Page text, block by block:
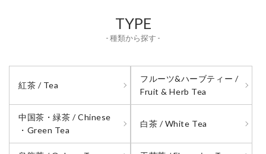
TYPE
- 種類から探す -
紅茶 / Tea
フルーツ&ハーブティー /
Fruit & Herb Tea
中国茶・緑茶 / Chinese
・Green Tea
白茶 / White Tea